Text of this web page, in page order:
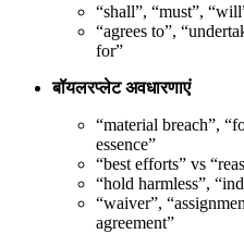
“shall”, “must”,
“agrees to”,
for”
बॉयलरप्लेट अवधारणाएं
“material breach”,
essence”
“best efforts” vs
“hold harmless”,
“waiver”,
agreement”